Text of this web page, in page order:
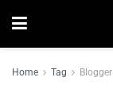
Home Tag Blogger